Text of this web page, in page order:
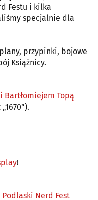
Festu i kilka
specjalnie dla
przypinki, bojowe
Książnicy.
Bartłomiejem Topą
!
Podlaski Nerd Fest